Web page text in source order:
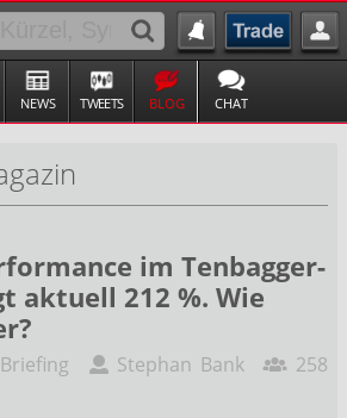
NEWS TWEETS BLOG CHAT
im Tenbagger-
aktuell 212 %. Wie
Stephan Bank
258